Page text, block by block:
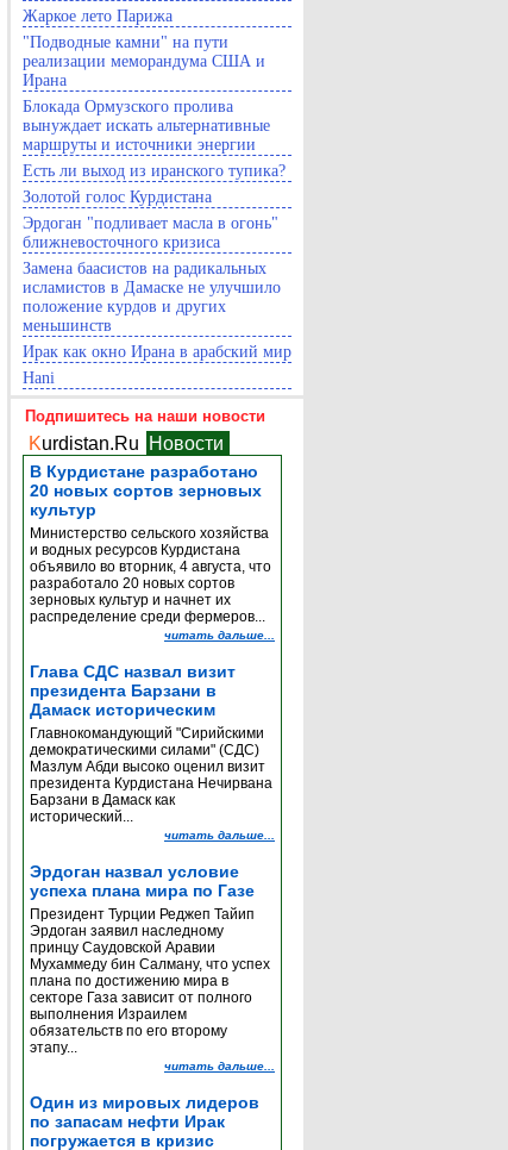
Жаркое лето Парижа
"Подводные камни" на пути
реализации меморандума США и
Ирана
Блокада Ормузского пролива
вынуждает искать альтернативные
маршруты и источники энергии
Есть ли выход из иранского тупика?
Золотой голос Курдистана
Эрдоган "подливает масла в огонь"
ближневосточного кризиса
Замена баасистов на радикальных
исламистов в Дамаске не улучшило
положение курдов и других
меньшинств
Ирак как окно Ирана в арабский мир
Hani
Подпишитесь на наши новости
Kurdistan.Ru Новости
В Курдистане разработано
20 новых сортов зерновых
культур
Министерство сельского хозяйства
и водных ресурсов Курдистана
объявило во вторник, 4 августа, что
разработало 20 новых сортов
зерновых культур и начнет их
распределение среди фермеров...
читать дальше...
Глава СДС назвал визит
президента Барзани в
Дамаск историческим
Главнокомандующий "Сирийскими
демократическими силами" (СДС)
Мазлум Абди высоко оценил визит
президента Курдистана Нечирвана
Барзани в Дамаск как
исторический...
читать дальше...
Эрдоган назвал условие
успеха плана мира по Газе
Президент Турции Реджеп Тайип
Эрдоган заявил наследному
принцу Саудовской Аравии
Мухаммеду бин Салману, что успех
плана по достижению мира в
секторе Газа зависит от полного
выполнения Израилем
обязательств по его второму
этапу...
читать дальше...
Один из мировых лидеров
по запасам нефти Ирак
погружается в кризис